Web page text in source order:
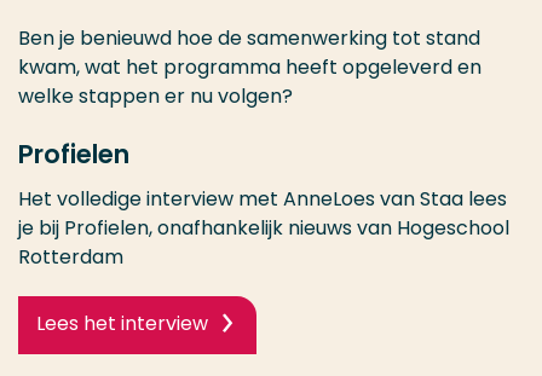
Ben je benieuwd hoe de samenwerking tot stand
kwam, wat het programma heeft opgeleverd en
welke stappen er nu volgen?
Profielen
Het volledige interview met AnneLoes van Staa lees
je bij Profielen, onafhankelijk nieuws van Hogeschool
Rotterdam
Lees het interview